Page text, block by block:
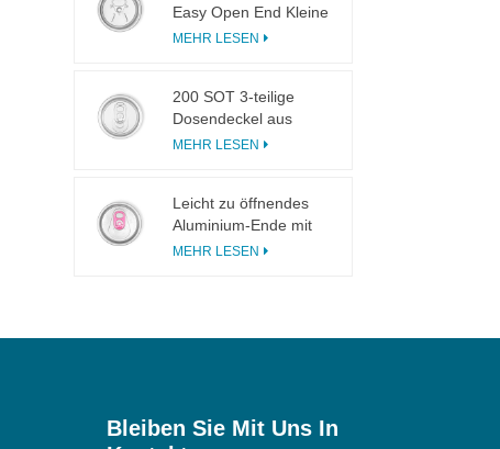
Easy Open End Kleine
Öffnung für Fruchtsaft
MEHR LESEN
200 SOT 3-teilige
Dosendeckel aus
Aluminium zum
Getränken
MEHR LESEN
Leicht zu öffnendes
Aluminium-Ende mit
eingeschnittener
MEHR LESEN
Bleiben Sie Mit Uns In